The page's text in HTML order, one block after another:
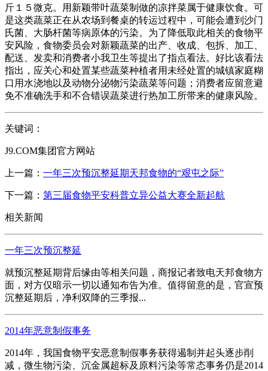
斤１５微克。用新颖带叶蔬菜制做的凉拌菜属于健康饮食。可
是这类蔬菜正在从农场到餐桌的转运过程中，可能会遭到沙门
氏菌、大肠杆菌等病原体的污染。为了降低取此相关的食物平
安风险，食物委员会对新颖蔬菜的出产、收成、包拆、加工、
配送、发卖和消费者小我卫生等提出了指点看法。好比该看法
指出，应关心和处置某些蔬菜种植者用未经处置的城镇家庭糊
口用水浇地以及动物分泌物污染蔬菜等问题；消费者应留意避
免不准确洗手和不合错误蔬菜进行热加工所带来的健康风险。
关键词：
J9.COM集团官方网站
上一篇： 一年三次预沉整延期天邦食物的“艰屯之际”
下一篇： 第三届食物平安科普立异公益大赛全新起航
相关新闻
一年三次预沉整延
就预沉整延期背后缘由等相关问题，商报记者致电天邦食物方
面，对方仅暗示一切以通知布告为准。值得留意的是，官宣预
沉整延期后，净利双降的三季报...
2014年恶意制假事务
2014年，我国食物平安恶意制假事务获得遏制并起头逐步削
减，微生物污染、沉金属超标及原料污染等常态事务仍是2014